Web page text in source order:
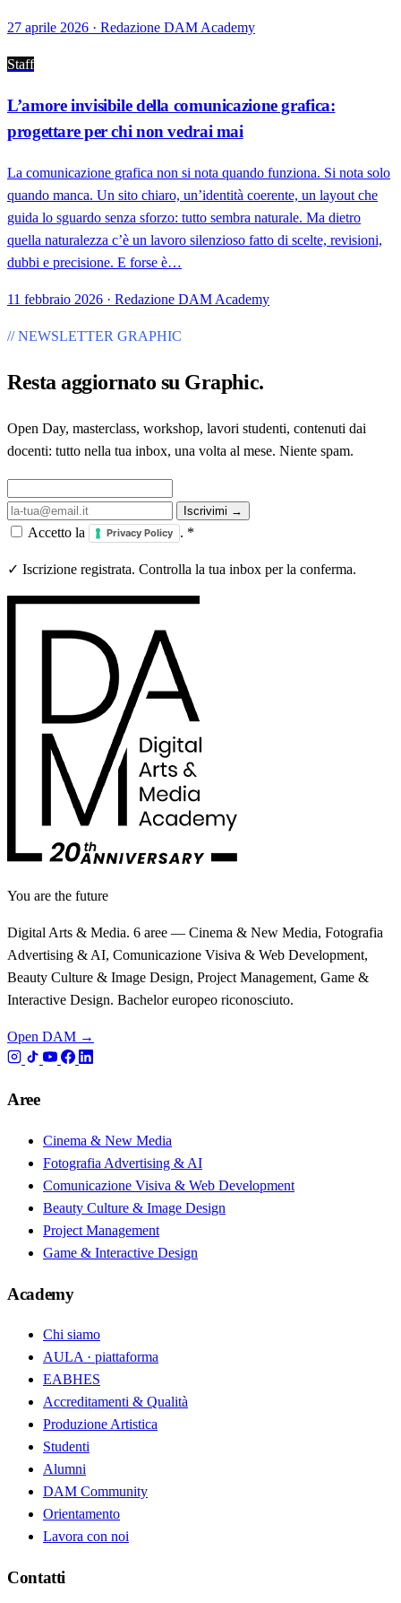
27 aprile 2026 · Redazione DAM Academy
Staff
L’amore invisibile della comunicazione grafica:
progettare per chi non vedrai mai
La comunicazione grafica non si nota quando funziona. Si nota solo
quando manca. Un sito chiaro, un’identità coerente, un layout che
guida lo sguardo senza sforzo: tutto sembra naturale. Ma dietro
quella naturalezza c’è un lavoro silenzioso fatto di scelte, revisioni,
dubbi e precisione. E forse è…
11 febbraio 2026 · Redazione DAM Academy
// NEWSLETTER GRAPHIC
Resta aggiornato su Graphic.
Open Day, masterclass, workshop, lavori studenti, contenuti dai
docenti: tutto nella tua inbox, una volta al mese. Niente spam.
Iscrivimi →
Accetto la Privacy Policy . *
✓ Iscrizione registrata. Controlla la tua inbox per la conferma.
You are the future
Digital Arts & Media. 6 aree — Cinema & New Media, Fotografia
Advertising & AI, Comunicazione Visiva & Web Development,
Beauty Culture & Image Design, Project Management, Game &
Interactive Design. Bachelor europeo riconosciuto.
Open DAM →
Aree
Cinema & New Media
Fotografia Advertising & AI
Comunicazione Visiva & Web Development
Beauty Culture & Image Design
Project Management
Game & Interactive Design
Academy
Chi siamo
AULA · piattaforma
EABHES
Accreditamenti & Qualità
Produzione Artistica
Studenti
Alumni
DAM Community
Orientamento
Lavora con noi
Contatti